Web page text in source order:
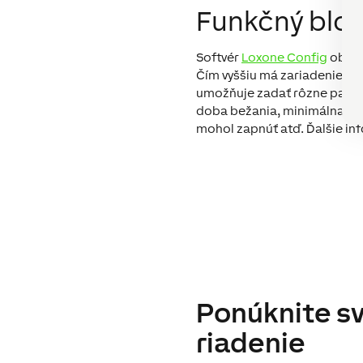
Funkčný
Softvér Loxone Config
Čím vyššiu má zariadenie
umožňuje zadať rôzne
doba bežania, minimálna
mohol zapnúť atď. Ďalšie
Ponúknite
riadenie